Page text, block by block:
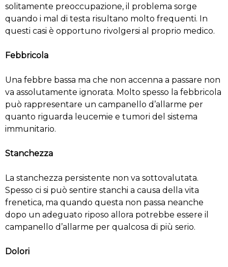
solitamente preoccupazione, il problema sorge
quando i mal di testa risultano molto frequenti. In
questi casi è opportuno rivolgersi al proprio medico.
Febbricola
Una febbre bassa ma che non accenna a passare non
va assolutamente ignorata. Molto spesso la febbricola
può rappresentare un campanello d’allarme per
quanto riguarda leucemie e tumori del sistema
immunitario.
Stanchezza
La stanchezza persistente non va sottovalutata.
Spesso ci si può sentire stanchi a causa della vita
frenetica, ma quando questa non passa neanche
dopo un adeguato riposo allora potrebbe essere il
campanello d’allarme per qualcosa di più serio.
Dolori